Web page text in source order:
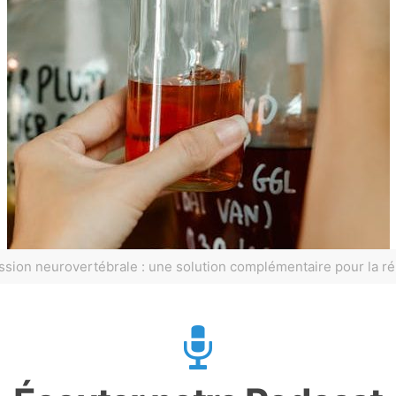
neurovertébrale : une solution complémentaire pour la